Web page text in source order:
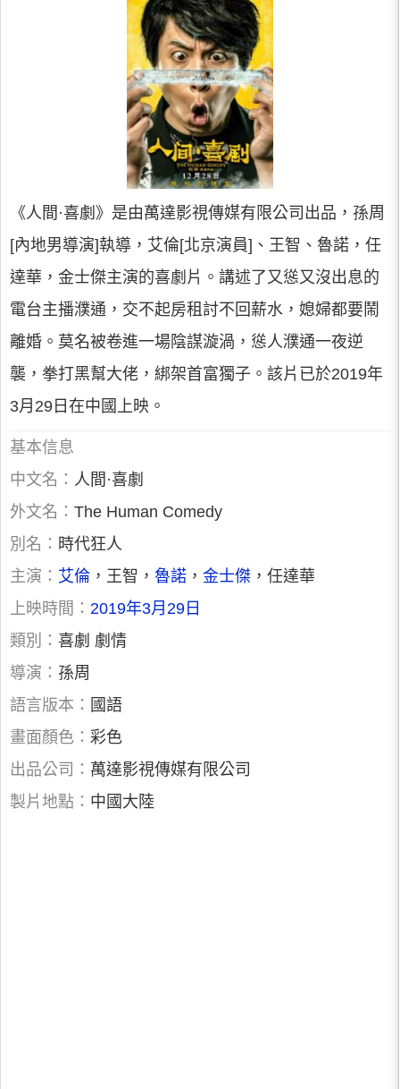
《人間·喜劇》是由萬達影視傳媒有限公司出品，孫周
[內地男導演]執導，艾倫[北京演員]、王智、魯諾，任
達華，金士傑主演的喜劇片。講述了又慫又沒出息的
電台主播濮通，交不起房租討不回薪水，媳婦都要鬧
離婚。莫名被卷進一場陰謀漩渦，慫人濮通一夜逆
襲，拳打黑幫大佬，綁架首富獨子。該片已於2019年
3月29日在中國上映。
基本信息
中文名： 人間·喜劇
外文名： The Human Comedy
別名： 時代狂人
主演： 艾倫 ，王智， 魯諾 ， 金士傑 ，任達華
上映時間： 2019年3月29日
類別： 喜劇 劇情
導演： 孫周
語言版本： 國語
畫面顏色： 彩色
出品公司： 萬達影視傳媒有限公司
製片地點： 中國大陸